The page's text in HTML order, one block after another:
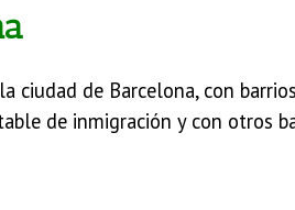
ciudad de Barcelona, con
de inmigración y con otros